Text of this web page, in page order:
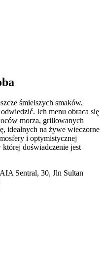
śmielszych smaków,
Ich menu obraca się
morza, grillowanych
idealnych na żywe wieczorne
i optymistycznej
doświadczenie jest
Sentral, 30, Jln Sultan